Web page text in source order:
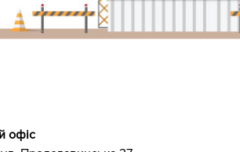
офіс